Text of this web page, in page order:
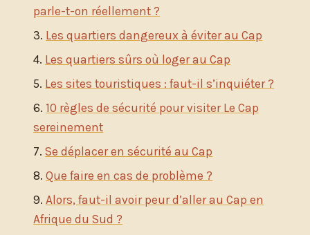
parle-t-on réellement ?
Les quartiers dangereux à éviter au Cap
Les quartiers sûrs où loger au Cap
Les sites touristiques : faut-il s’inquiéter ?
10 règles de sécurité pour visiter Le Cap
sereinement
Se déplacer en sécurité au Cap
Que faire en cas de problème ?
Alors, faut-il avoir peur d’aller au Cap en
Afrique du Sud ?